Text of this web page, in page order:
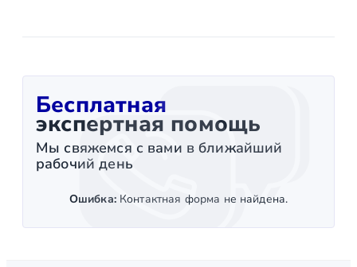
Бесплатная
экспертная помощь
Мы свяжемся с вами в ближайший
рабочий день
Ошибка:Контактная форма не найдена.